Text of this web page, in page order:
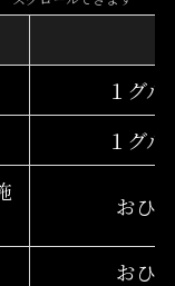
１グ
１グ
おひ
おひ